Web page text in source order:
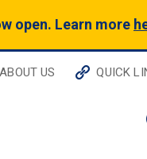
open. Learn more
ABOUT US QUICK